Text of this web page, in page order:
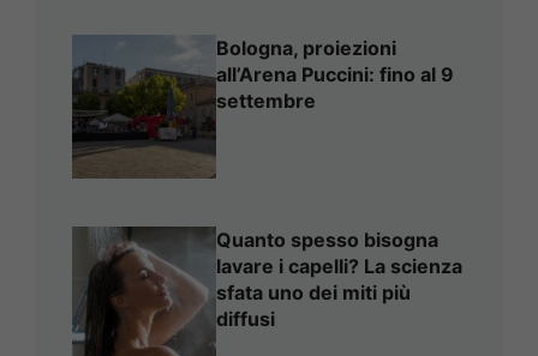
Bologna, proiezioni
all’Arena Puccini: fino al 9
settembre
Quanto spesso bisogna
lavare i capelli? La scienza
sfata uno dei miti più
diffusi